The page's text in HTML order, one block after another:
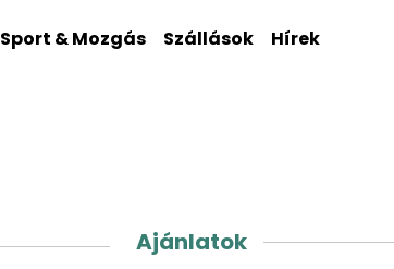
Sport & Mozgás Szállások Hírek
Ajánlatok